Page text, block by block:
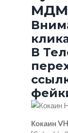
В
Кокаин